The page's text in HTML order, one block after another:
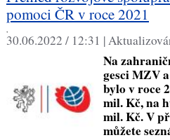
pomoci ČR v roce 2021
,
30.06.2022 / 12:31 |
Na
gesci MZV
bylo v roce
mil. Kč, na
mil. Kč. V
můžete